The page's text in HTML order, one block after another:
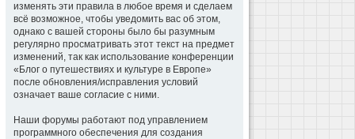
изменять эти правила в любое время и сделаем
всё возможное, чтобы уведомить вас об этом,
однако с вашей стороны было бы разумным
регулярно просматривать этот текст на предмет
изменений, так как использование конференции
«Блог о путешествиях и культуре в Европе»
после обновления/исправления условий
означает ваше согласие с ними.
Наши форумы работают под управлением
программного обеспечения для создания